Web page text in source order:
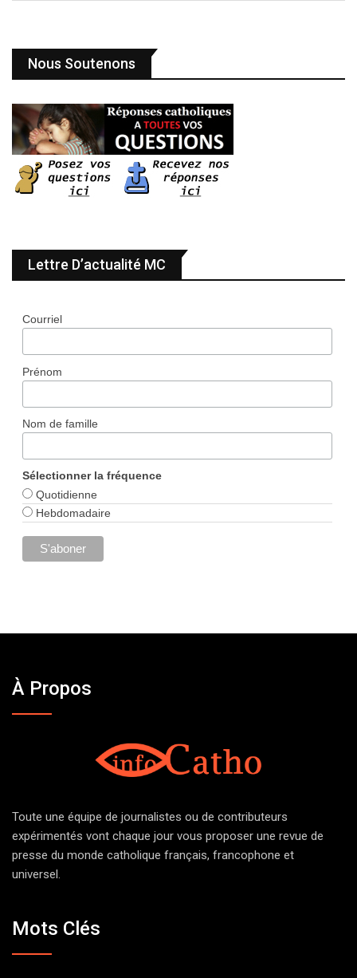
Nous Soutenons
Lettre D’actualité MC
Courriel
Prénom
Nom de famille
Sélectionner la fréquence
Quotidienne
Hebdomadaire
À Propos
Toute une équipe de journalistes ou de contributeurs
expérimentés vont chaque jour vous proposer une revue de
presse du monde catholique français, francophone et
universel.
Mots Clés